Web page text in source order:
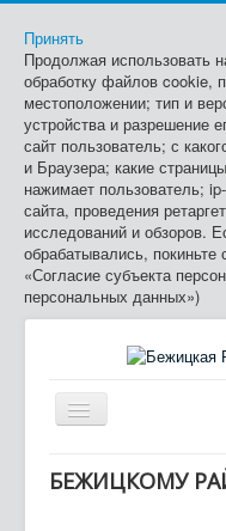
Принять
Продолжая использовать
обработку файлов cookie,
местоположении; тип и
устройства и разрешение
сайт пользователь; с
и Браузера; какие
нажимает пользователь;
сайта, проведения
исследований и обзоров.
обрабатывались,
«Согласие субъекта
персональных данных»)
Включить/
выключить
БЕЖИЦКОМУ